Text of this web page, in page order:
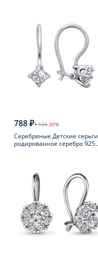
788 ₽1 126-30%
Серебряные Детские серьги
родированное серебро 925